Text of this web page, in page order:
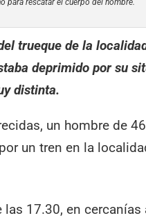
para rescatar el cuerpo del hombre.
trueque de la
deprimido por su
distinta.
un hombre de
un tren en la
17.30, en cercanías